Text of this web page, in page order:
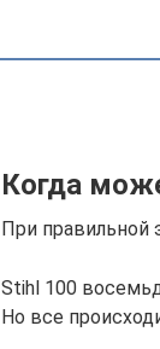
Когда
При правильной
Stihl 100
Но все